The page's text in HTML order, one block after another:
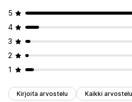
5
4
3
2
1
Kirjoita arvostelu Kaikki